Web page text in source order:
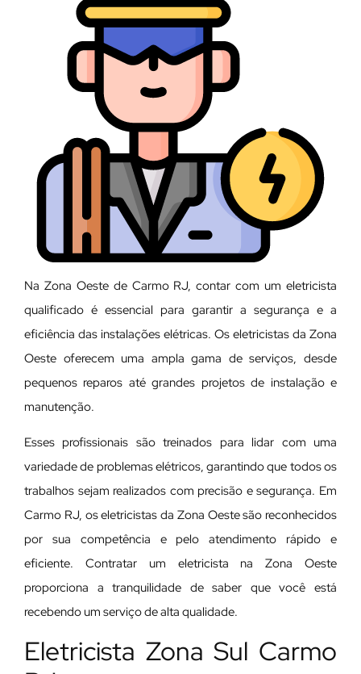
Na Zona Oeste de Carmo RJ, contar com um eletricista
qualificado é essencial para garantir a segurança e a
eficiência das instalações elétricas. Os eletricistas da Zona
Oeste oferecem uma ampla gama de serviços, desde
pequenos reparos até grandes projetos de instalação e
manutenção.
Esses profissionais são treinados para lidar com uma
variedade de problemas elétricos, garantindo que todos os
trabalhos sejam realizados com precisão e segurança. Em
Carmo RJ, os eletricistas da Zona Oeste são reconhecidos
por sua competência e pelo atendimento rápido e
eficiente. Contratar um eletricista na Zona Oeste
proporciona a tranquilidade de saber que você está
recebendo um serviço de alta qualidade.
Eletricista Zona Sul Carmo